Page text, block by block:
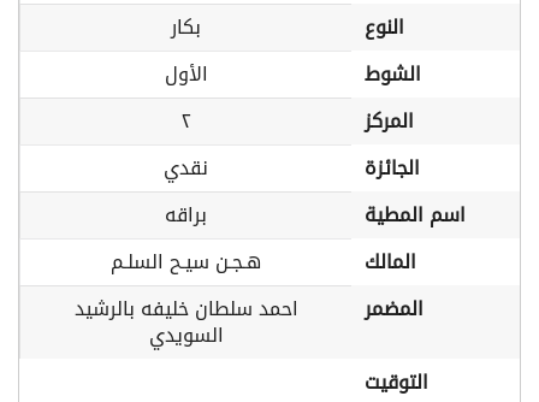
النوع
بكار
الشوط
الأول
المركز
٢
الجائزة
نقدي
اسم المطية
براقه
المالك
هـجـن سيـح السلـم
المضمر
احمد سلطان خليفه بالرشيد
السويدي
التوقيت